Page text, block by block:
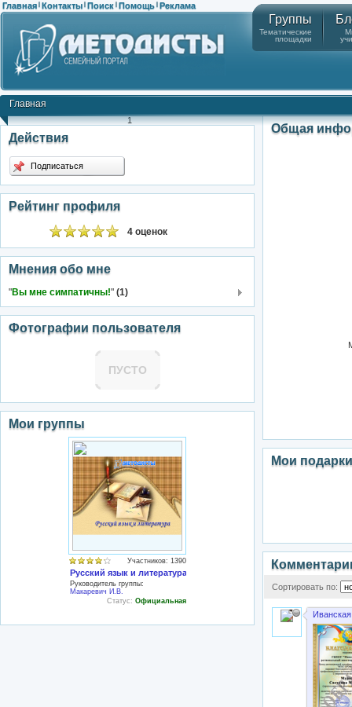
Главная | Контакты | Поиск | Помощь | Реклама
Группы
Тематические
площадки
Главная
1
Действия
Подписаться
Рейтинг профиля
4 оценок
Мнения обо мне
"Вы мне симпатичны!" (1)
Фотографии пользователя
ПУСТО
Мои группы
Участников: 1390
Русский язык и литература
Руководитель группы:
Макаревич И.В.
Статус: Официальная
Общая
Мои подарки
Сортировать по: